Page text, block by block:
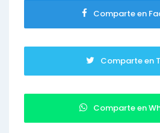
Comparte en
Comparte en
Comparte en